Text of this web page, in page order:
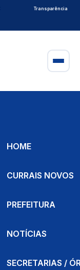
Transparência
HOME
CURRAIS NOVOS
PREFEITURA
NOTÍCIAS
SECRETARIAS /